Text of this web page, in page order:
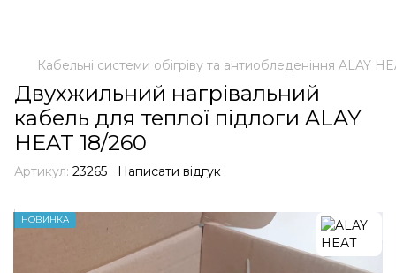
Кабельні системи обігріву та антиобледеніння ALAY
Двухжильний нагрівальний
кабель для теплої підлоги ALAY
HEAT 18/260
Артикул: 23265 Написати відгук
НОВИНКА